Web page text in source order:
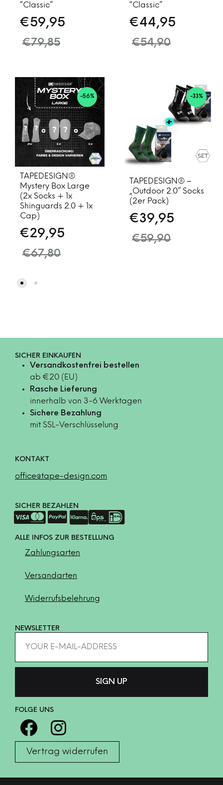
“Classic”
€59,95
€79,85
“Classic”
€44,95
€54,90
-56%
TAPEDESIGN®
Mystery Box Large
(2x Socks + 1x
Shinguards 2.0 + 1x
Cap)
€29,95
€67,80
-33%
TAPEDESIGN® –
„Outdoor 2.0” Socks
(2er Pack)
€39,95
€59,90
SICHER EINKAUFEN
Versandkostenfrei bestellen
ab €20 (EU)
Rasche Lieferung
innerhalb von 3-6 Werktagen
Sichere Bezahlung
mit SSL-Verschlüsselung
KONTAKT
office@tape-design.com
SICHER BEZAHLEN
ALLE INFOS ZUR BESTELLUNG
Zahlungsarten
Versandarten
Widerrufsbelehrung
NEWSLETTER
FOLGE UNS
Vertrag widerrufen